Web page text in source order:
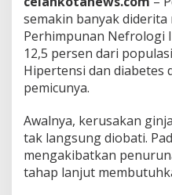
b
a
b
P
a
k
i
t
G
semakin banyak diderita
Perhimpunan Nefrologi
12,5 persen dari
Hipertensi dan diabetes
pemicunya.
Awalnya, kerusakan
tak langsung diobati.
mengakibatkan
tahap lanjut